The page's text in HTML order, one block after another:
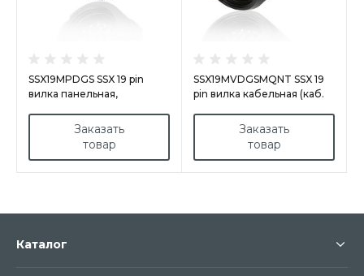
SSX19MPDGS SSX 19 pin
вилка панельная,
золотом, под пайку
Заказать
товар
SSX19MVDGSMQNT SSX 19
pin вилка кабельная (каб.
с контактами, покрытие
Заказать
товар
Каталог